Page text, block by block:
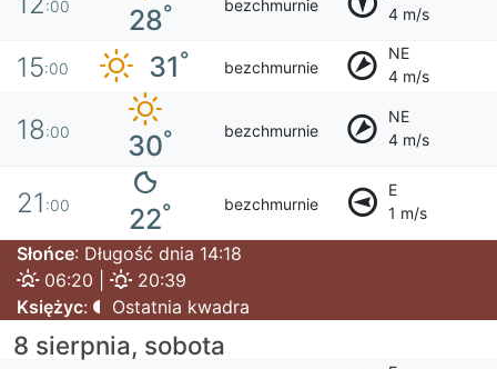
:00 28° bezchmurnie
4 m/s
15:00 31° bezchmurnie
NE
4 m/s
18:00 30° bezchmurnie
NE
4 m/s
21 :00 22° bezchmurnie
E
1 m/s
Słońce: Długość dnia 14:18
06:20 |
20:39
Księżyc: Ostatnia kwadra
8 sierpnia, sobota